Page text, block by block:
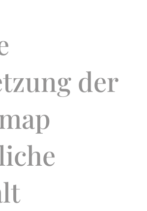
der